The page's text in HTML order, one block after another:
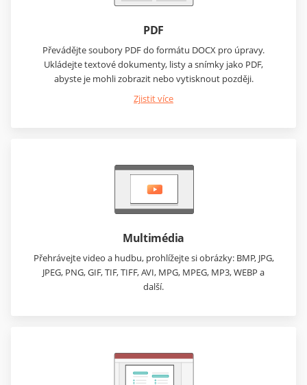
PDF
Převádějte soubory PDF do formátu DOCX pro úpravy.
Ukládejte textové dokumenty, listy a snímky jako PDF,
abyste je mohli zobrazit nebo vytisknout později.
Zjistit více
Multimédia
Přehrávejte video a hudbu, prohlížejte si obrázky: BMP, JPG,
JPEG, PNG, GIF, TIF, TIFF, AVI, MPG, MPEG, MP3, WEBP a
další.